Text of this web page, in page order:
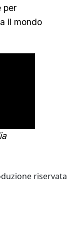
per
il mondo
riservata